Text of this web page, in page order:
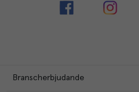
Branscherbjudande